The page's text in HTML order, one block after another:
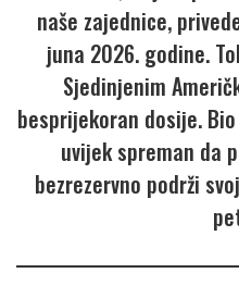
naše zajednice,
juna 2026. godine.
Sjedinjenim
besprijekoran dosije.
uvijek spreman da
bezrezervno podrži